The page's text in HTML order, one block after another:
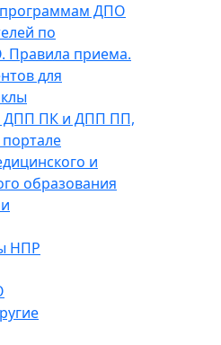
программам ДПО
по
приема.
для
ДПП ПК и ДПП ПП,
и
образования
НПР